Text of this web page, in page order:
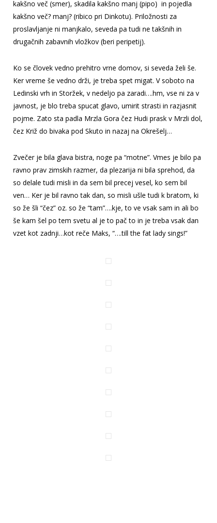
kakšno več (smer), skadila kakšno manj (pipo) in pojedla
kakšno več? manj? (ribico pri Dinkotu). Priložnosti za
proslavljanje ni manjkalo, seveda pa tudi ne takšnih in
drugačnih zabavnih vložkov (beri peripetij).
Ko se človek vedno prehitro vrne domov, si seveda želi še.
Ker vreme še vedno drži, je treba spet migat. V soboto na
Ledinski vrh in Storžek, v nedeljo pa zaradi….hm, vse ni za v
javnost, je blo treba spucat glavo, umirit strasti in razjasnit
pojme. Zato sta padla Mrzla Gora čez Hudi prask v Mrzli dol,
čez Križ do bivaka pod Skuto in nazaj na Okrešelj…
Zvečer je bila glava bistra, noge pa “motne”. Vmes je bilo pa
ravno prav zimskih razmer, da plezarija ni bila sprehod, da
so delale tudi misli in da sem bil precej vesel, ko sem bil
ven… Ker je bil ravno tak dan, so misli ušle tudi k bratom, ki
so že šli “čez” oz. so že “tam”….kje, to ve vsak sam in ali bo
še kam šel po tem svetu al je to pač to in je treba vsak dan
vzet kot zadnji…kot reče Maks, “….till the fat lady sings!”